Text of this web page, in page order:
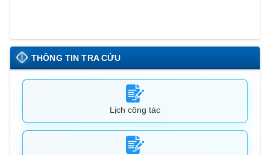
THÔNG TIN TRA CỨU
Lịch công tác